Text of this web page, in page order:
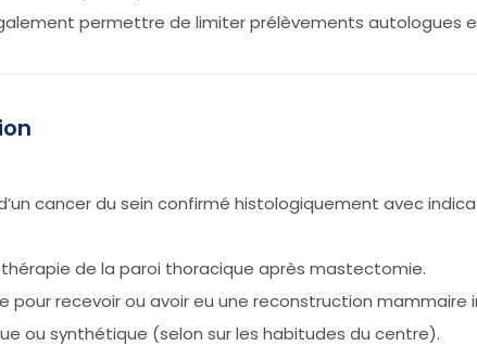
permettre de limiter prélèvements autologues
cancer du sein confirmé histologiquement avec
de la paroi thoracique après mastectomie.
pour recevoir ou avoir eu une reconstruction
ou synthétique (selon sur les habitudes du centre).